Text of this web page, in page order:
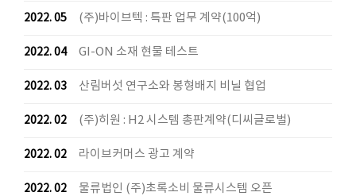
2022. 05 (주)바이브텍 : 특판 업무 계약(100억)
2022. 04 GI-ON 소재 현물 테스트
2022. 03 산림버섯 연구소와 봉형배지 비닐 협업
2022. 02 (주)히원 : H2 시스템 총판계약(디씨글로벌)
2022. 02 라이브커머스 광고 계약
2022. 02 물류법인 (주)초록소비 물류시스템 오픈